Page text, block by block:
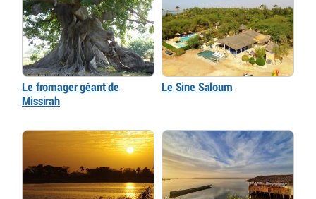
Le fromager géant de
Missirah
Le Sine Saloum